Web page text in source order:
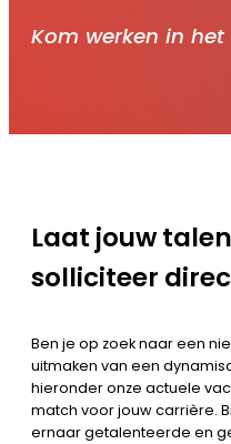
Kom werken in
Laat jouw
solliciteer
Ben je op zoek naar een
uitmaken van een
hieronder onze actuele
match voor jouw carrière.
ernaar getalenteerde en